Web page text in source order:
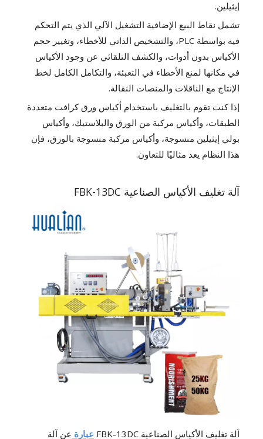
إيثيلين.
تشمل نقاط البيع الإضافية التشغيل الآلي الذي يتم التحكم
فيه بواسطة PLC، والتشخيص الذاتي للأخطاء، وتغيير حجم
الأكياس بدون أدوات، والكشف التلقائي عن وجود الأكياس
في مكانها لمنع الأخطاء في التعبئة، والتكامل الكامل لخط
الإنتاج مع الناقلات والمنصات النقالة.
إذا كنت تقوم بالتغليف باستخدام أكياس ورق كرافت متعددة
الطبقات، وأكياس مركبة من الورق والبلاستيك، وأكياس
بولي إيثيلين منسوجة، وأكياس مركبة منسوجة بالورق، فإن
هذا النظام يعد مثاليًا للتعاون.
آلة تغليف الأكياس الصناعية FBK-13DC
آلة تغليف الأكياس الصناعية FBK-13DC عبارة عن آلة